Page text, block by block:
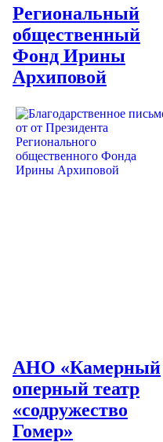
Региональный
общественный
Фонд Ирины
Архиповой
АНО «Камерный
оперный театр
«содружество
Гомер»